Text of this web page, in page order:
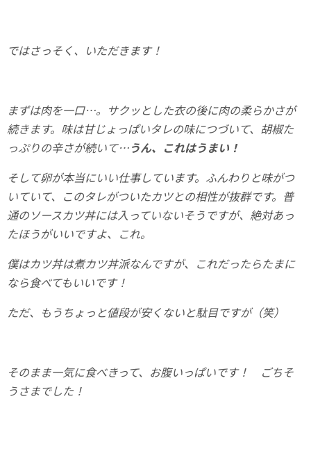
ではさっそく、いただきます！
まずは肉を一口…。サクッとした衣の後に肉の柔らかさが
続きます。味は甘じょっぱいタレの味につづいて、胡椒た
っぷりの辛さが続いて…うん、これはうまい！
そして卵が本当にいい仕事しています。ふんわりと味がつ
いていて、このタレがついたカツとの相性が抜群です。普
通のソースカツ丼には入っていないそうですが、絶対あっ
たほうがいいですよ、これ。
僕はカツ丼は煮カツ丼派なんですが、これだったらたまに
なら食べてもいいです！
ただ、もうちょっと値段が安くないと駄目ですが（笑）
そのまま一気に食べきって、お腹いっぱいです！ ごちそ
うさまでした！